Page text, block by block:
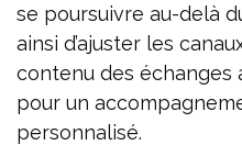
se poursuivre au-delà
ainsi d’ajuster les
contenu des échanges
pour un
personnalisé.